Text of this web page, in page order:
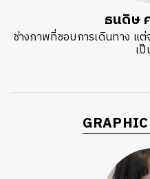
ธนดิษ​
ช่างภาพที่ชอบการเดินทาง แ
เ